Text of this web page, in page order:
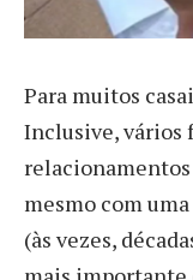
Para muitos
Inclusive, vários
mesmo com
(às vezes,